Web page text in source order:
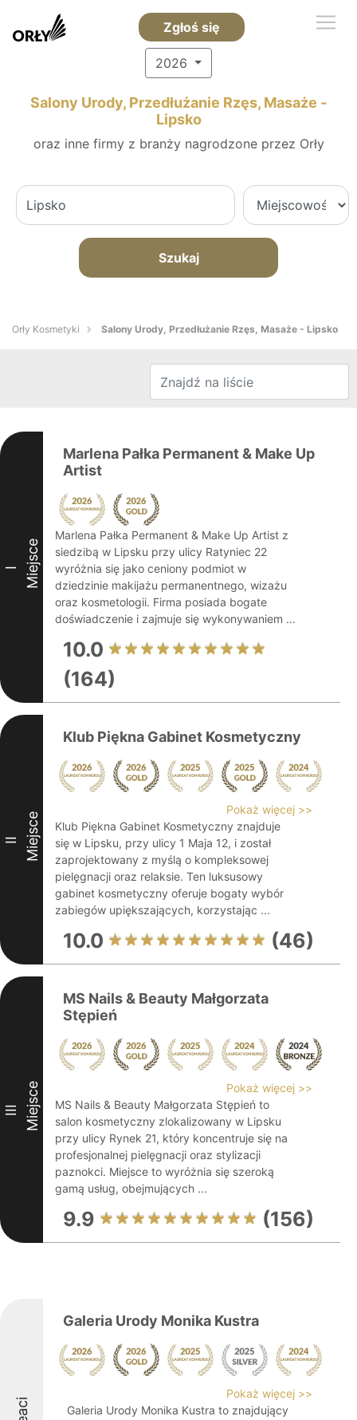
Zgłoś się
2026
Salony Urody, Przedłużanie Rzęs, Masaże -
Lipsko
oraz inne firmy z branży nagrodzone przez Orły
Szukaj
Orły Kosmetyki Salony Urody, Przedłużanie Rzęs, Masaże - Lipsko
I Miejsce
Marlena Pałka Permanent & Make Up
Artist
Marlena Pałka Permanent & Make Up Artist z
siedzibą w Lipsku przy ulicy Ratyniec 22
wyróżnia się jako ceniony podmiot w
dziedzinie makijażu permanentnego, wizażu
oraz kosmetologii. Firma posiada bogate
doświadczenie i zajmuje się wykonywaniem ...
10.0
(164)
II Miejsce
Klub Piękna Gabinet Kosmetyczny
Pokaż więcej >>
Klub Piękna Gabinet Kosmetyczny znajduje
się w Lipsku, przy ulicy 1 Maja 12, i został
zaprojektowany z myślą o kompleksowej
pielęgnacji oraz relaksie. Ten luksusowy
gabinet kosmetyczny oferuje bogaty wybór
zabiegów upiększających, korzystając ...
10.0 (46)
III Miejsce
MS Nails & Beauty Małgorzata
Stępień
Pokaż więcej >>
MS Nails & Beauty Małgorzata Stępień to
salon kosmetyczny zlokalizowany w Lipsku
przy ulicy Rynek 21, który koncentruje się na
profesjonalnej pielęgnacji oraz stylizacji
paznokci. Miejsce to wyróżnia się szeroką
gamą usług, obejmujących ...
9.9 (156)
Galeria Urody Monika Kustra
Pokaż więcej >>
Galeria Urody Monika Kustra to znajdujący